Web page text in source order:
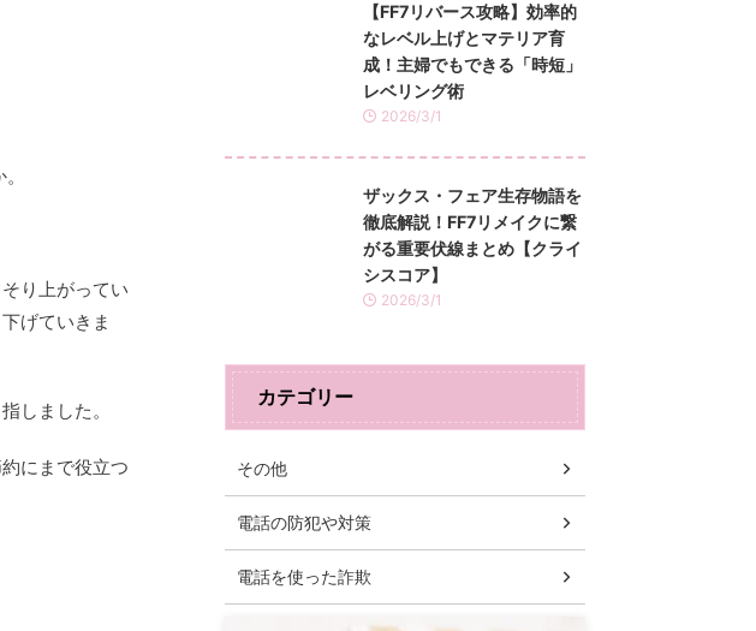
り上がってい
げていきま
しました。
にまで役立つ
【FF7リバース攻略】効率的
なレベル上げとマテリア育
成！主婦でもできる「時短」
レベリング術
2026/3/1
ザックス・フェア生存物語を
徹底解説！FF7リメイクに繋
がる重要伏線まとめ【クライ
シスコア】
2026/3/1
カテゴリー
その他
電話の防犯や対策
電話を使った詐欺